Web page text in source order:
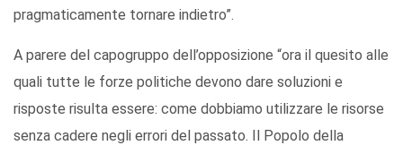
pragmaticamente tornare indietro”.
A parere del capogruppo dell’opposizione “ora il quesito alle
quali tutte le forze politiche devono dare soluzioni e
risposte risulta essere: come dobbiamo utilizzare le risorse
senza cadere negli errori del passato. Il Popolo della